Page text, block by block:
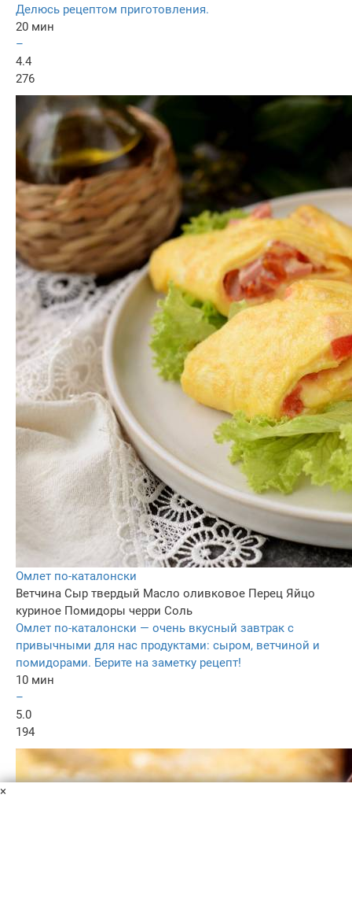
Делюсь рецептом приготовления.
20 мин
–
4.4
276
Омлет по-каталонски
Ветчина Сыр твердый Масло оливковое Перец Яйцо
куриное Помидоры черри Соль
Омлет по-каталонски — очень вкусный завтрак с
привычными для нас продуктами: сыром, ветчиной и
помидорами. Берите на заметку рецепт!
10 мин
–
5.0
194
×